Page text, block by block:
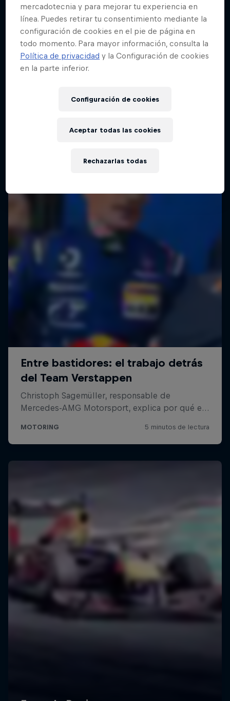
Drift Queen
mercadotecnia y para mejorar tu experiencia en
línea. Puedes retirar tu consentimiento mediante la
configuración de cookies en el pie de página en
todo momento. Para mayor información, consulta la
Política de privacidad y la Configuración de cookies
en la parte inferior.
Configuración de cookies
Rechazarlas todas
Aceptar todas las cookies